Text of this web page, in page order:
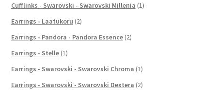
Cufflinks - Swarovski - Swarovski Millenia (1)
Earrings - Laatukoru (2)
Earrings - Pandora - Pandora Essence (2)
Earrings - Stelle (1)
Earrings - Swarovski - Swarovski Chroma (1)
Earrings - Swarovski - Swarovski Dextera (2)